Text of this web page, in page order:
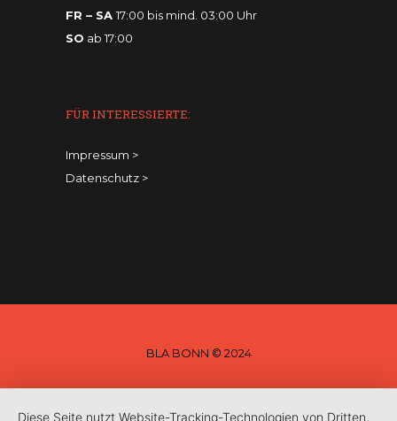
FR – SA 17:00 bis mind. 03:00 Uhr
SO ab 17:00
FÜR INTERESSIERTE:
Impressum >
Datenschutz >
BLA BONN © 2024
Diese Seite nutzt Website-Tracking-Technologien von Dritten,